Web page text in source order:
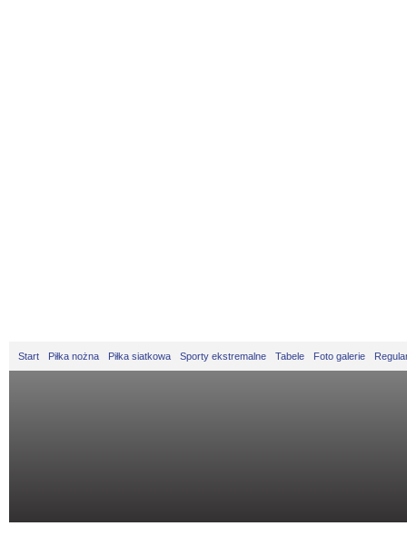
Start Piłka nożna Piłka siatkowa Sporty ekstremalne Tabele Foto galerie